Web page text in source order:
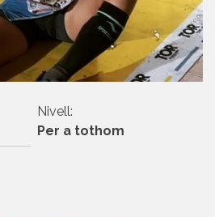
Nivell:
Per a tothom